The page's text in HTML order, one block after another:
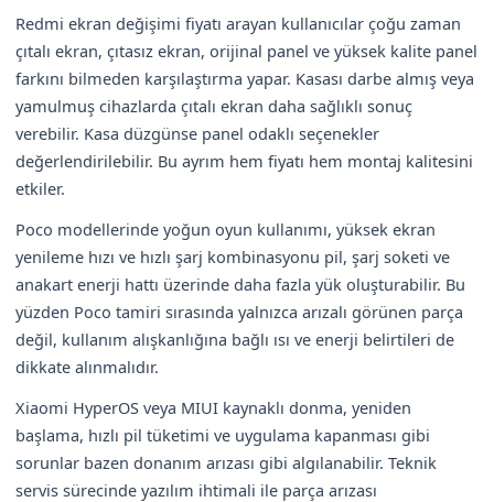
Redmi ekran değişimi fiyatı arayan kullanıcılar çoğu zaman
çıtalı ekran, çıtasız ekran, orijinal panel ve yüksek kalite panel
farkını bilmeden karşılaştırma yapar. Kasası darbe almış veya
yamulmuş cihazlarda çıtalı ekran daha sağlıklı sonuç
verebilir. Kasa düzgünse panel odaklı seçenekler
değerlendirilebilir. Bu ayrım hem fiyatı hem montaj kalitesini
etkiler.
Poco modellerinde yoğun oyun kullanımı, yüksek ekran
yenileme hızı ve hızlı şarj kombinasyonu pil, şarj soketi ve
anakart enerji hattı üzerinde daha fazla yük oluşturabilir. Bu
yüzden Poco tamiri sırasında yalnızca arızalı görünen parça
değil, kullanım alışkanlığına bağlı ısı ve enerji belirtileri de
dikkate alınmalıdır.
Xiaomi HyperOS veya MIUI kaynaklı donma, yeniden
başlama, hızlı pil tüketimi ve uygulama kapanması gibi
sorunlar bazen donanım arızası gibi algılanabilir. Teknik
servis sürecinde yazılım ihtimali ile parça arızası